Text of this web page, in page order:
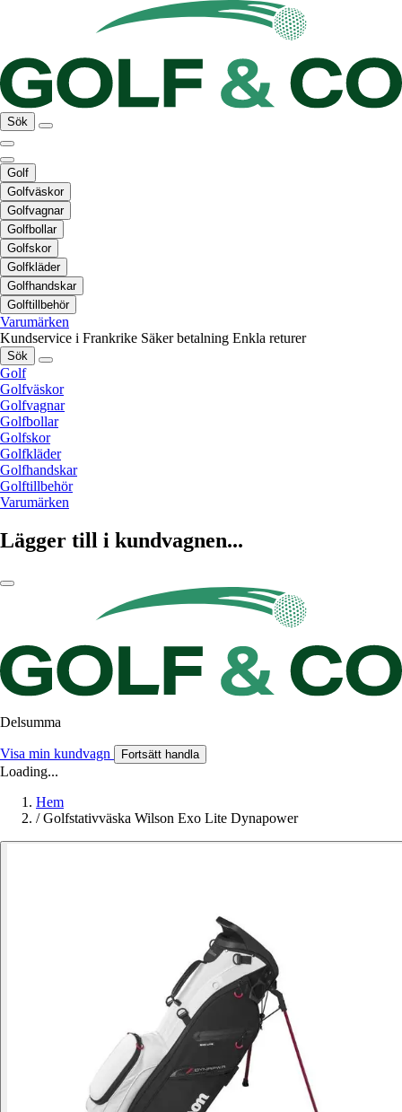
Sök
Golf
Golfväskor
Golfvagnar
Golfbollar
Golfskor
Golfkläder
Golfhandskar
Golftillbehör
Varumärken
Kundservice i Frankrike Säker betalning Enkla returer
Sök
Golf
Golfväskor
Golfvagnar
Golfbollar
Golfskor
Golfkläder
Golfhandskar
Golftillbehör
Varumärken
Lägger till i kundvagnen...
Delsumma
Visa min kundvagn Fortsätt handla
Loading...
Hem
/ Golfstativväska Wilson Exo Lite Dynapower